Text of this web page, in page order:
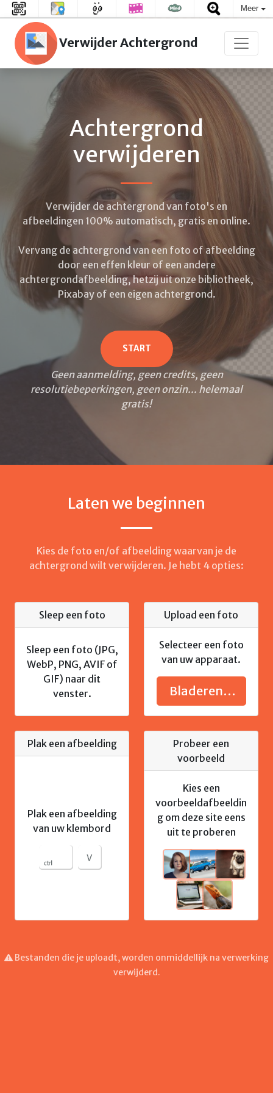
Meer
Verwijder Achtergrond
Achtergrond
verwijderen
Verwijder de achtergrond van foto's en
afbeeldingen 100% automatisch, gratis en online.
Vervang de achtergrond van een foto of afbeelding
door een effen kleur of een andere
achtergrondafbeelding, hetzij uit onze bibliotheek,
Pixabay of een eigen achtergrond.
START
Geen aanmelding, geen credits, geen
resolutiebeperkingen, geen onzin... helemaal
gratis!
Laten we beginnen
Kies de foto en/of afbeelding waarvan je de
achtergrond wilt verwijderen. Je hebt 4 opties:
Sleep een foto
Sleep een foto (JPG,
WebP, PNG, AVIF of
GIF) naar dit
venster.
Upload een foto
Selecteer een foto
van uw apparaat.
Bladeren…
Plak een afbeelding
Plak een afbeelding
van uw klembord
Probeer een
voorbeeld
Kies een
voorbeeldafbeeldin
g om deze site eens
uit te proberen
Bestanden die je uploadt, worden onmiddellijk na verwerking
verwijderd.